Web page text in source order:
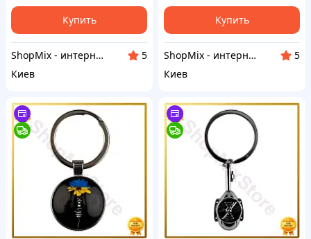
Купить
ShopMix - интернет-магазин сумок и аксессуаров
5
Киев
Купить
ShopMix - интернет-магазин сумок и аксессуаров
5
Киев